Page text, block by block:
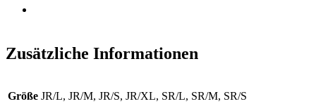
Zusätzliche Informationen
Größe JR/L, JR/M, JR/S, JR/XL, SR/L, SR/M, SR/S